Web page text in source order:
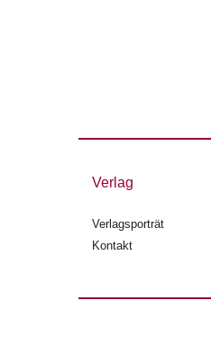
Verlag
Verlagsporträt
Kontakt